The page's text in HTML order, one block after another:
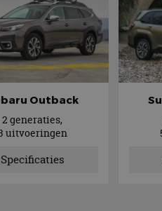
Outback
2 generaties,
uitvoeringen
Specificaties